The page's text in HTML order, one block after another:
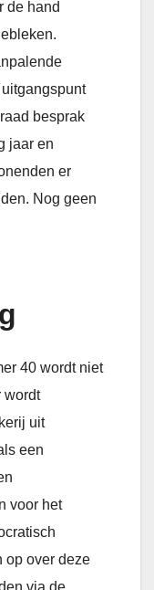
de hand
besprak
jaar en
er
Nog geen
40 wordt niet
wordt
uit
een
voor het
op over deze
via de